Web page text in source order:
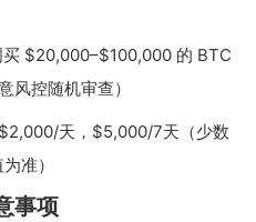
$20,000–$100,000 的 BTC
风控随机审查）
天，$5,000/7天（少数
准）
事项